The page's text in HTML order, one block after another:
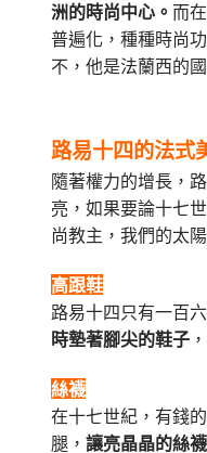
洲的時尚中心。 而
普遍化，種種時尚
不，他是法蘭西的
路易十四的法式
隨著權力的增長，
亮，如果要論十七
尚教主，我們的太
高跟鞋
路易十四只有一百
時墊著腳尖的鞋子
絲襪
在十七世紀，有錢
腿， 讓亮晶晶的絲